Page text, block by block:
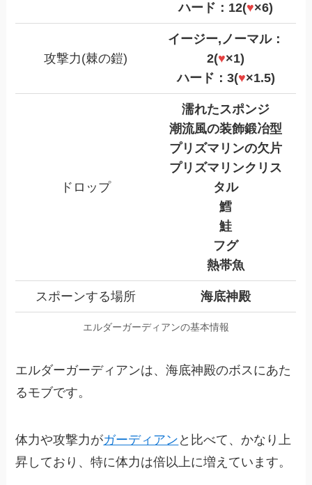
ハード：12(♥×6)
攻撃力(棘の鎧)
イージー,ノーマル：
2(♥×1)
ハード：3(♥×1.5)
ドロップ
濡れたスポンジ
潮流風の装飾鍛冶型
プリズマリンの欠片
プリズマリンクリス
タル
鱈
鮭
フグ
熱帯魚
スポーンする場所 海底神殿
エルダーガーディアンの基本情報
エルダーガーディアンは、海底神殿のボスにあた
るモブです。
体力や攻撃力がガーディアン と比べて、かなり上
昇しており、特に体力は倍以上に増えています。